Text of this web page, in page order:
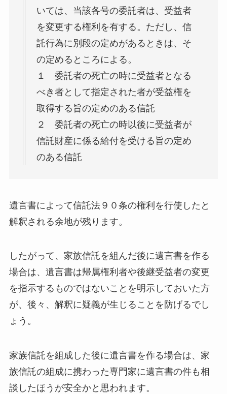
いては、当該各号の委託者は、受益者
を変更する権利を有する。ただし、信
託行為に別段の定めがあるときは、そ
の定めるところによる。
１ 委託者の死亡の時に受益者となる
べき者として指定された者が受益権を
取得する旨の定めのある信託
２ 委託者の死亡の時以後に受益者が
信託財産に係る給付を受ける旨の定め
のある信託
遺言書によって信託法９０条の権利を行使したと
解釈される余地が残ります。
したがって、家族信託を組んだ後に遺言書を作る
場合は、遺言書は帰属権利者や後継受益者の変更
を指示するものではないことを明示しておいた方
が、後々、解釈に疑義が生じることを防げるでし
ょう。
家族信託を組成した後に遺言書を作る場合は、家
族信託の組成に携わった専門家に遺言書の件も相
談したほうが安全かと思われます。